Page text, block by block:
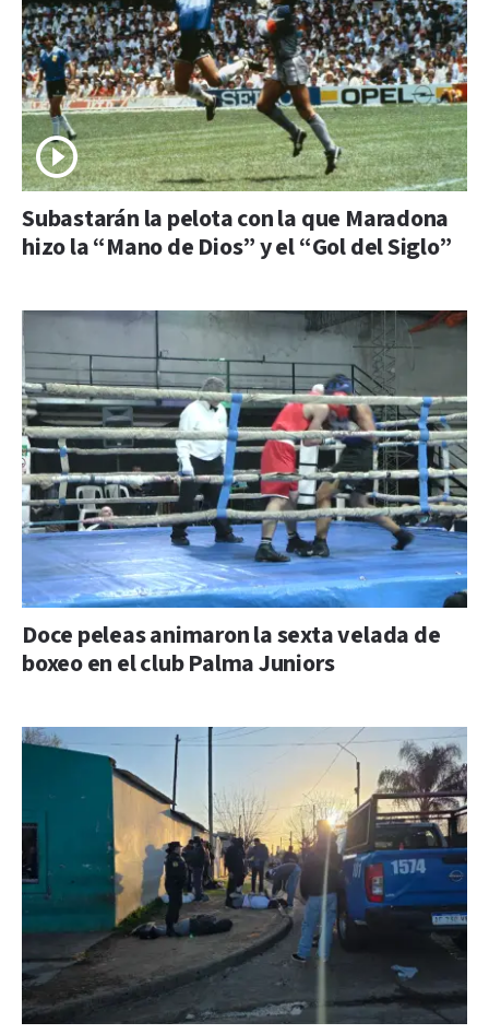
Subastarán la pelota con la que Maradona
hizo la “Mano de Dios” y el “Gol del Siglo”
Doce peleas animaron la sexta velada de
boxeo en el club Palma Juniors